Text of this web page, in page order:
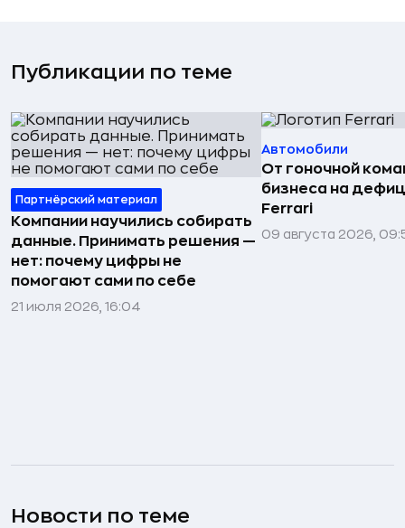
Публикации по теме
Партнёрский материал
Компании научились собирать
данные. Принимать решения —
нет: почему цифры не
помогают сами по себе
21 июля 2026, 16:04
Автомобили
От гоночной
бизнеса на
Ferrari
09 августа 2026,
Новости по теме